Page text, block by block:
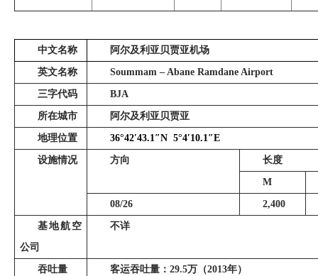
中文名称 阿尔及利亚贝贾亚机场
英文名称 Soummam – Abane Ramdane Airport
三字代码 BJA
所在城市 阿尔及利亚贝贾亚
地理位置 36°42′43.1″N 5°4′10.1″E
设施情况 方向 长度
M
08/26 2,400
基地航空
公司
不详
吞吐量 客运吞吐量：29.5万（2013年）